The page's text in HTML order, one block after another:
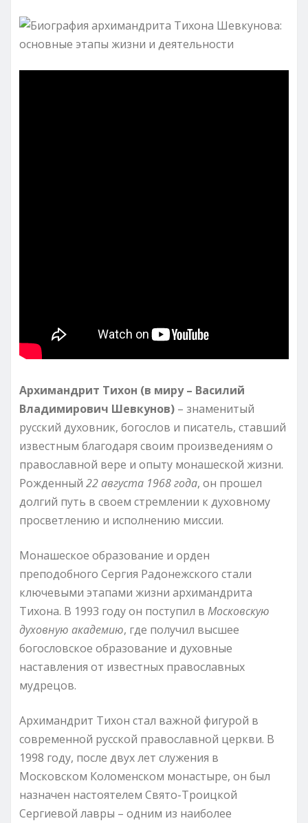
Архимандрит Тихон (в миру – Василий
Владимирович Шевкунов) – знаменитый
русский духовник, богослов и писатель, ставший
известным благодаря своим произведениям о
православной вере и опыту монашеской жизни.
Рожденный 22 августа 1968 года, он прошел
долгий путь в своем стремлении к духовному
просветлению и исполнению миссии.
Монашеское образование и орден
преподобного Сергия Радонежского стали
ключевыми этапами жизни архимандрита
Тихона. В 1993 году он поступил в Московскую
духовную академию, где получил высшее
богословское образование и духовные
наставления от известных православных
мудрецов.
Архимандрит Тихон стал важной фигурой в
современной русской православной церкви. В
1998 году, после двух лет служения в
Московском Коломенском монастыре, он был
назначен настоятелем Свято-Троицкой
Сергиевой лавры – одним из наиболее